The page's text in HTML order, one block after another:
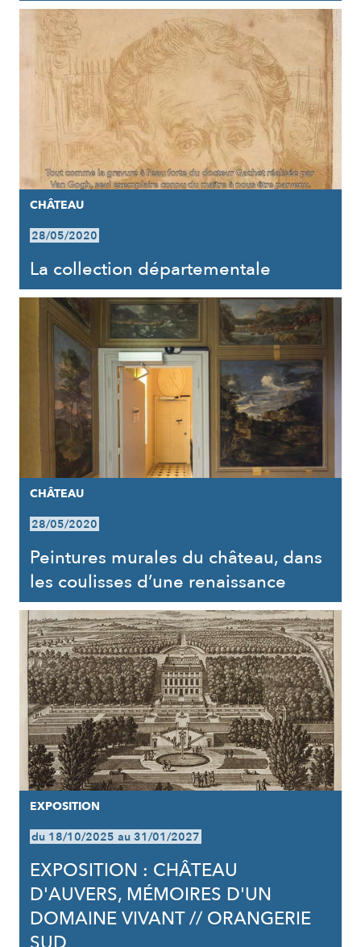
CHÂTEAU
28/05/2020
La collection départementale
CHÂTEAU
28/05/2020
Peintures murales du château, dans
les coulisses d’une renaissance
EXPOSITION
du 18/10/2025 au 31/01/2027
EXPOSITION : CHÂTEAU
D'AUVERS, MÉMOIRES D'UN
DOMAINE VIVANT // ORANGERIE